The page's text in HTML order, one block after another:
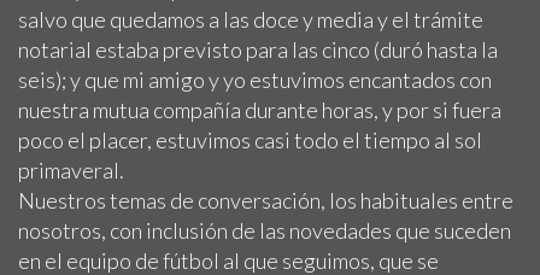
salvo que quedamos a las doce y media y el trámite
notarial estaba previsto para las cinco (duró hasta la
seis); y que mi amigo y yo estuvimos encantados con
nuestra mutua compañía durante horas, y por si fuera
poco el placer, estuvimos casi todo el tiempo al sol
primaveral.
Nuestros temas de conversación, los habituales entre
nosotros, con inclusión de las novedades que suceden
en el equipo de fútbol al que seguimos, que se